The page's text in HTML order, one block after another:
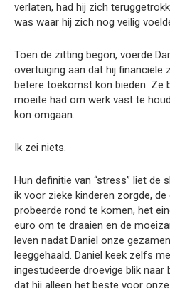
verlaten, had hij zich
was waar hij zich nog veilig
Toen de zitting begon, voerde
overtuiging aan dat hij financiële
betere toekomst kon bieden. Ze
moeite had om werk vast te
kon omgaan.
Ik zei niets.
Hun definitie van “stress” liet de
ik voor zieke kinderen zorgde,
probeerde rond te komen, het
euro om te draaien en de
leven nadat Daniel onze
leeggehaald. Daniel keek zelfs
ingestudeerde droevige blik naar
dat hij alleen het beste voor